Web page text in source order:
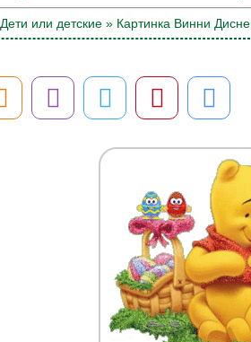
Дети или детские » Картинка Винни